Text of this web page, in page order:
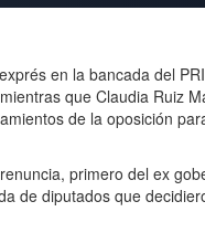
en la bancada del
que Claudia Ruiz
de la oposición
primero del ex
de diputados que